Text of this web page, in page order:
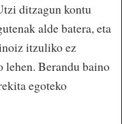
ditzagun kontu
alde batera, eta
itzuliko ez
lehen. Berandu baino
egoteko